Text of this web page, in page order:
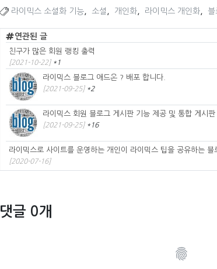
라이믹스 소셜화 기능 소셜 개인화 라이믹스 개인화 블
연관된 글
친구가 많은 회원 랭킹 출력
[2021-10-22] *1
라이믹스 블로그 애드온 ? 배포 합니다.
[2021-09-25] *2
라이믹스 회원 블로그 게시판 기능 제공 및 통합 게시
[2021-09-25] *16
라이믹스로 사이트를 운영하는 개인이 라이믹스 팁을 공유하는 블
[2020-07-16]
댓글 0개